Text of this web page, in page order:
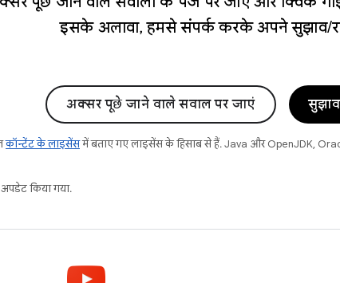
इसके अलावा, हमसे संपर्क करके अपने सुझाव/
अक्सर पूछे जाने वाले सवाल पर जाएं
कॉन्टेंट के लाइसेंसमें बताए गए लाइसेंस के हिसाब से हैं. Java और OpenJDK,
किया गया.